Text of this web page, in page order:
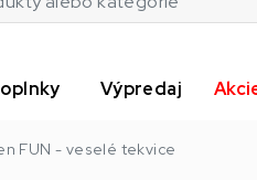
Výpredaj
FUN - veselé tekvice